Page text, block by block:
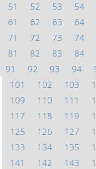
51
52 53 54
61
62 63 64
71
72 73 74
81
82 83 84
91
92 93 94
101
102 103
109
110 111
117
118 119
125
126 127
133
134 135
141
142 143